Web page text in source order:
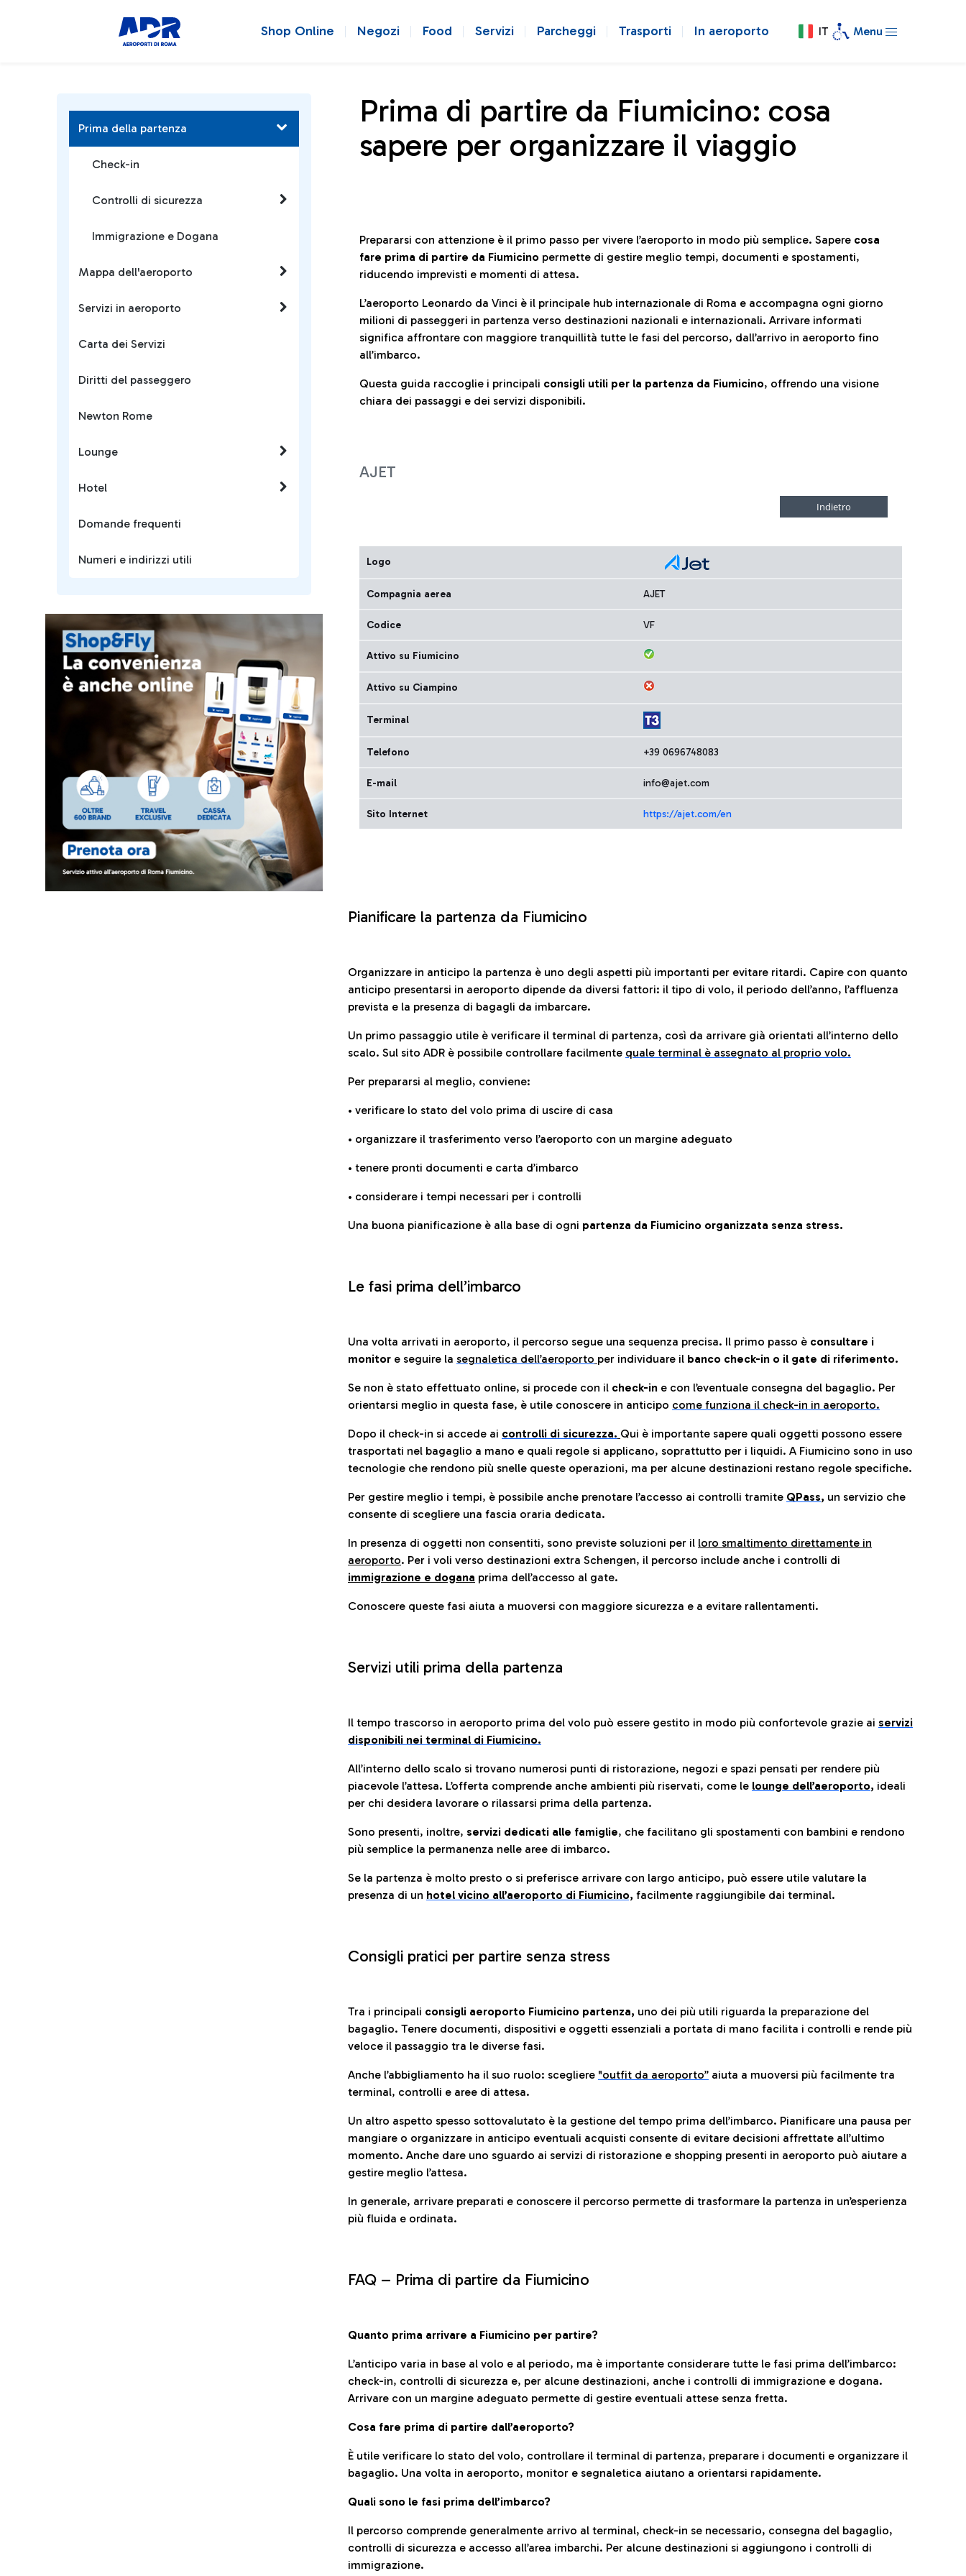
Shop Online Negozi Food Servizi Parcheggi Trasporti In aeroporto IT Menu
Prima di partire da Fiumicino: cosa
sapere per organizzare il viaggio
Prepararsi con attenzione è il primo passo per vivere l’aeroporto in modo più semplice. Sapere cosa
fare prima di partire da Fiumicino permette di gestire meglio tempi, documenti e spostamenti,
riducendo imprevisti e momenti di attesa.
L’aeroporto Leonardo da Vinci è il principale hub internazionale di Roma e accompagna ogni giorno
milioni di passeggeri in partenza verso destinazioni nazionali e internazionali. Arrivare informati
significa affrontare con maggiore tranquillità tutte le fasi del percorso, dall’arrivo in aeroporto fino
all’imbarco.
Questa guida raccoglie i principali consigli utili per la partenza da Fiumicino, offrendo una visione
chiara dei passaggi e dei servizi disponibili.
AJET
Logo
Compagnia aerea AJET
Codice VF
Attivo su Fiumicino
Attivo su Ciampino
Terminal
Telefono +39 0696748083
E-mail info@ajet.com
Sito Internet https://ajet.com/en
Pianificare la partenza da Fiumicino
Organizzare in anticipo la partenza è uno degli aspetti più importanti per evitare ritardi. Capire con quanto
anticipo presentarsi in aeroporto dipende da diversi fattori: il tipo di volo, il periodo dell’anno, l’affluenza
prevista e la presenza di bagagli da imbarcare.
Un primo passaggio utile è verificare il terminal di partenza, così da arrivare già orientati all’interno dello
scalo. Sul sito ADR è possibile controllare facilmente quale terminal è assegnato al proprio volo.
Per prepararsi al meglio, conviene:
• verificare lo stato del volo prima di uscire di casa
• organizzare il trasferimento verso l’aeroporto con un margine adeguato
• tenere pronti documenti e carta d’imbarco
• considerare i tempi necessari per i controlli
Una buona pianificazione è alla base di ogni partenza da Fiumicino organizzata senza stress.
Le fasi prima dell’imbarco
Una volta arrivati in aeroporto, il percorso segue una sequenza precisa. Il primo passo è consultare i
monitor e seguire la segnaletica dell’aeroporto per individuare il banco check-in o il gate di riferimento.
Se non è stato effettuato online, si procede con il check-in e con l’eventuale consegna del bagaglio. Per
orientarsi meglio in questa fase, è utile conoscere in anticipo come funziona il check-in in aeroporto.
Dopo il check-in si accede ai controlli di sicurezza. Qui è importante sapere quali oggetti possono essere
trasportati nel bagaglio a mano e quali regole si applicano, soprattutto per i liquidi. A Fiumicino sono in uso
tecnologie che rendono più snelle queste operazioni, ma per alcune destinazioni restano regole specifiche.
Per gestire meglio i tempi, è possibile anche prenotare l’accesso ai controlli tramite QPass, un servizio che
consente di scegliere una fascia oraria dedicata.
In presenza di oggetti non consentiti, sono previste soluzioni per il loro smaltimento direttamente in
aeroporto. Per i voli verso destinazioni extra Schengen, il percorso include anche i controlli di
immigrazione e dogana prima dell’accesso al gate.
Conoscere queste fasi aiuta a muoversi con maggiore sicurezza e a evitare rallentamenti.
Servizi utili prima della partenza
Il tempo trascorso in aeroporto prima del volo può essere gestito in modo più confortevole grazie ai servizi
disponibili nei terminal di Fiumicino.
All’interno dello scalo si trovano numerosi punti di ristorazione, negozi e spazi pensati per rendere più
piacevole l’attesa. L’offerta comprende anche ambienti più riservati, come le lounge dell’aeroporto, ideali
per chi desidera lavorare o rilassarsi prima della partenza.
Sono presenti, inoltre, servizi dedicati alle famiglie, che facilitano gli spostamenti con bambini e rendono
più semplice la permanenza nelle aree di imbarco.
Se la partenza è molto presto o si preferisce arrivare con largo anticipo, può essere utile valutare la
presenza di un hotel vicino all’aeroporto di Fiumicino, facilmente raggiungibile dai terminal.
Consigli pratici per partire senza stress
Tra i principali consigli aeroporto Fiumicino partenza, uno dei più utili riguarda la preparazione del
bagaglio. Tenere documenti, dispositivi e oggetti essenziali a portata di mano facilita i controlli e rende più
veloce il passaggio tra le diverse fasi.
Anche l’abbigliamento ha il suo ruolo: scegliere "outfit da aeroporto” aiuta a muoversi più facilmente tra
terminal, controlli e aree di attesa.
Un altro aspetto spesso sottovalutato è la gestione del tempo prima dell’imbarco. Pianificare una pausa per
mangiare o organizzare in anticipo eventuali acquisti consente di evitare decisioni affrettate all’ultimo
momento. Anche dare uno sguardo ai servizi di ristorazione e shopping presenti in aeroporto può aiutare a
gestire meglio l’attesa.
In generale, arrivare preparati e conoscere il percorso permette di trasformare la partenza in un’esperienza
più fluida e ordinata.
FAQ – Prima di partire da Fiumicino
Quanto prima arrivare a Fiumicino per partire?
L’anticipo varia in base al volo e al periodo, ma è importante considerare tutte le fasi prima dell’imbarco:
check-in, controlli di sicurezza e, per alcune destinazioni, anche i controlli di immigrazione e dogana.
Arrivare con un margine adeguato permette di gestire eventuali attese senza fretta.
Cosa fare prima di partire dall’aeroporto?
È utile verificare lo stato del volo, controllare il terminal di partenza, preparare i documenti e organizzare il
bagaglio. Una volta in aeroporto, monitor e segnaletica aiutano a orientarsi rapidamente.
Quali sono le fasi prima dell’imbarco?
Il percorso comprende generalmente arrivo al terminal, check-in se necessario, consegna del bagaglio,
controlli di sicurezza e accesso all’area imbarchi. Per alcune destinazioni si aggiungono i controlli di
immigrazione.
Prima della partenza
Check-in
Controlli di sicurezza
Immigrazione e Dogana
Mappa dell'aeroporto
Servizi in aeroporto
Carta dei Servizi
Diritti del passeggero
Newton Rome
Lounge
Hotel
Domande frequenti
Numeri e indirizzi utili